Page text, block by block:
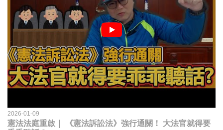
2026-01-09
憲法法庭重啟｜ 《憲法訴訟法》強行通關！ 大法官就得要